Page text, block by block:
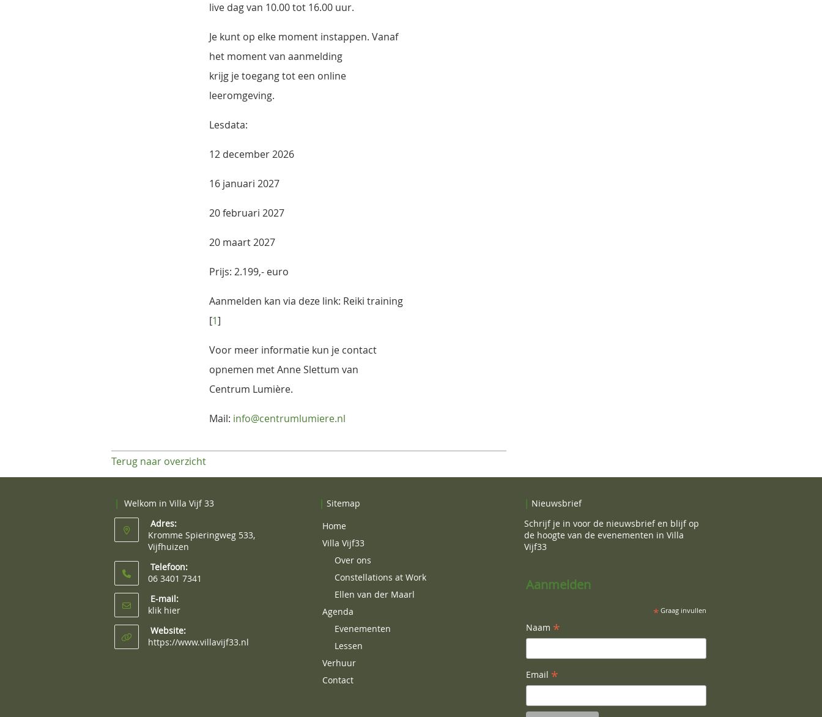
live dag van 10.00 tot 16.00 uur.
Je kunt op elke moment instappen. Vanaf
het moment van aanmelding
krijg je toegang tot een online
leeromgeving.
Lesdata:
12 december 2026
16 januari 2027
20 februari 2027
20 maart 2027
Prijs: 2.199,- euro
Aanmelden kan via deze link: Reiki training
[1]
Voor meer informatie kun je contact
opnemen met Anne Slettum van
Centrum Lumière.
Mail: info@centrumlumiere.nl
Terug naar overzicht
| Welkom in Villa Vijf 33
Adres:
Kromme Spieringweg 533,
Vijfhuizen
Telefoon:
06 3401 7341
E-mail:
klik hier
Website:
https://www.villavijf33.nl
| Sitemap
Home
Villa Vijf33
Over ons
Constellations at Work
Ellen van der Maarl
Agenda
Evenementen
Lessen
Verhuur
Contact
| Nieuwsbrief
Schrijf je in voor de nieuwsbrief en blijf op
de hoogte van de evenementen in Villa
Vijf33
Aanmelden
*Graag invullen
Naam *
Email *